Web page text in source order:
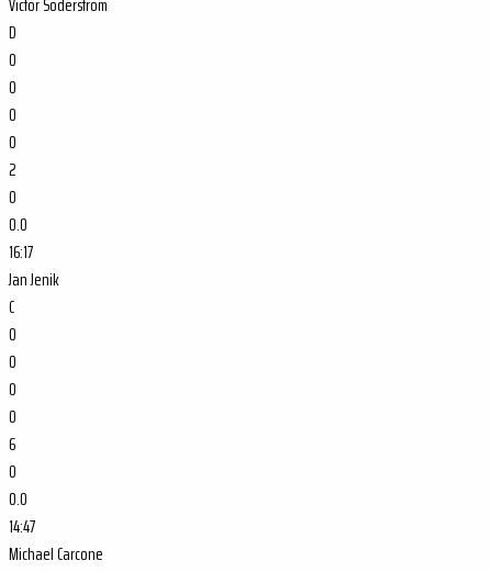
D
0
0
0
0
2
0
0.0
16:17
Jan Jenik
C
0
0
0
0
6
0
0.0
14:47
Michael Carcone